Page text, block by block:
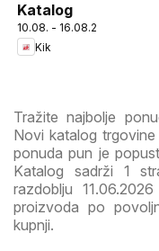
Katalog
10.08. - 16.08.2026
Kik
Tražite najbolje
Novi katalog
ponuda pun je
Katalog sadrži 1
razdoblju
proizvoda po
kupnji.